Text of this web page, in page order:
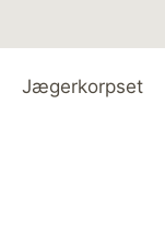
Jægerkorpset